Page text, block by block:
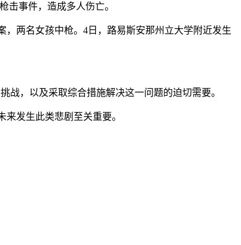
击事件，造成多人伤亡。
两名女孩中枪。4日，路易斯安那州立大学附近发生
，以及采取综合措施解决这一问题的迫切需要。
发生此类悲剧至关重要。